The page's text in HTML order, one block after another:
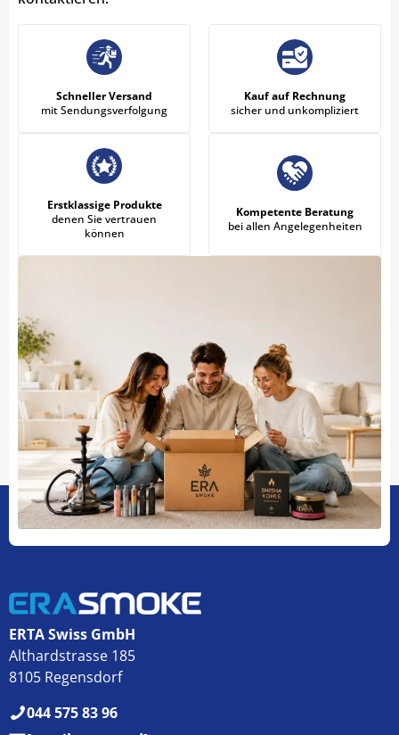
Schneller Versand
mit Sendungsverfolgung
Kauf auf Rechnung
sicher und unkompliziert
Erstklassige Produkte
denen Sie vertrauen
können
Kompetente Beratung
bei allen Angelegenheiten
ERTA Swiss GmbH
Althardstrasse 185
8105 Regensdorf
044 575 83 96